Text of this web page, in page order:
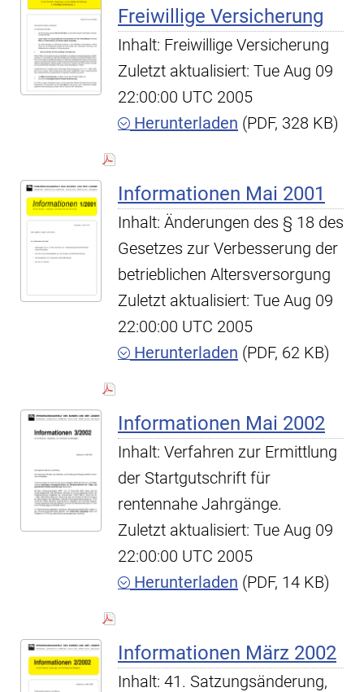
Freiwillige Versicherung
Inhalt: Freiwillige Versicherung
Zuletzt aktualisiert: Tue Aug 09
22:00:00 UTC 2005
Herunterladen (PDF, 328 KB)
Informationen Mai 2001
Inhalt: Änderungen des § 18 des
Gesetzes zur Verbesserung der
betrieblichen Altersversorgung
Zuletzt aktualisiert: Tue Aug 09
22:00:00 UTC 2005
Herunterladen (PDF, 62 KB)
Informationen Mai 2002
Inhalt: Verfahren zur Ermittlung
der Startgutschrift für
rentennahe Jahrgänge.
Zuletzt aktualisiert: Tue Aug 09
22:00:00 UTC 2005
Herunterladen (PDF, 14 KB)
Informationen März 2002
Inhalt: 41. Satzungsänderung,